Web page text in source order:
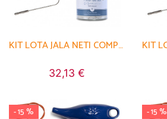
KIT LOTA JALA NETI COMPLET PORCELAINE ORANGE SAFRAN
32,13 €
- 15 % - 15 %